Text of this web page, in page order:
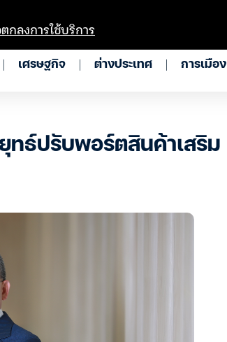
เศรษฐกิจ ต่างประเทศ การเมือง
ทธ์ปรับพอร์ตสินค้าเสริม
กลงการใช้บริการ